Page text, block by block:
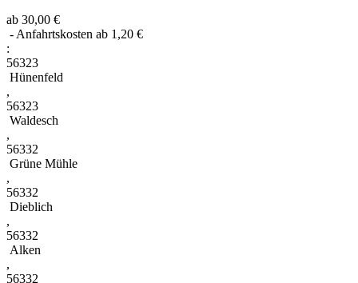
ab 30,00 €
- Anfahrtskosten ab 1,20 €
:
56323
Hünenfeld
,
56323
Waldesch
,
56332
Grüne Mühle
,
56332
Dieblich
,
56332
Alken
,
56332